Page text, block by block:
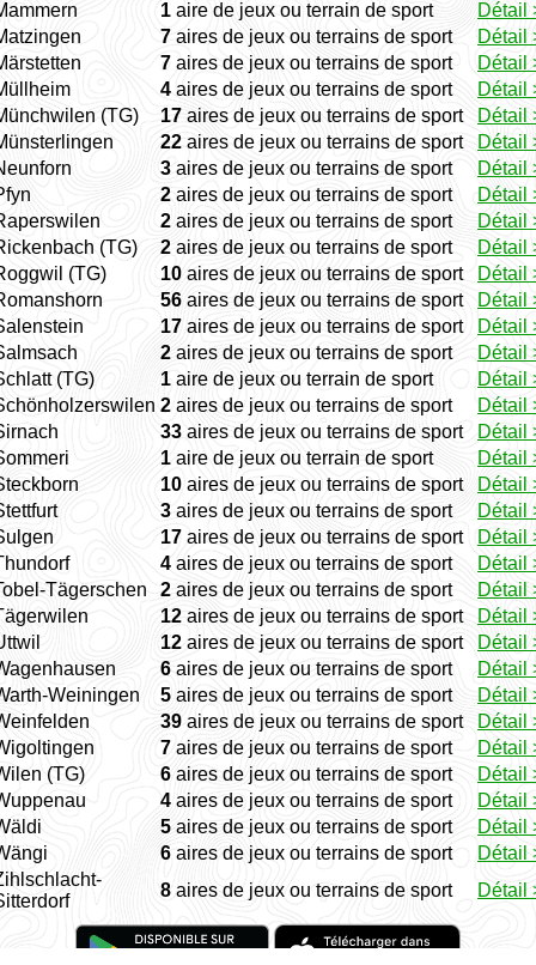
1 aire de jeux ou terrain de sport
Détail
7 aires de jeux ou terrains de sport
Détail
7 aires de jeux ou terrains de sport
Détail
4 aires de jeux ou terrains de sport
Détail
(TG)
17 aires de jeux ou terrains de sport
Détail
22 aires de jeux ou terrains de sport
Détail
3 aires de jeux ou terrains de sport
Détail
2 aires de jeux ou terrains de sport
Détail
2 aires de jeux ou terrains de sport
Détail
(TG)
2 aires de jeux ou terrains de sport
Détail
(TG)
10 aires de jeux ou terrains de sport
Détail
56 aires de jeux ou terrains de sport
Détail
17 aires de jeux ou terrains de sport
Détail
2 aires de jeux ou terrains de sport
Détail
(TG)
1 aire de jeux ou terrain de sport
Détail
2 aires de jeux ou terrains de sport
Détail
33 aires de jeux ou terrains de sport
Détail
1 aire de jeux ou terrain de sport
Détail
10 aires de jeux ou terrains de sport
Détail
3 aires de jeux ou terrains de sport
Détail
17 aires de jeux ou terrains de sport
Détail
4 aires de jeux ou terrains de sport
Détail
Tägerschen
2 aires de jeux ou terrains de sport
Détail
12 aires de jeux ou terrains de sport
Détail
12 aires de jeux ou terrains de sport
Détail
6 aires de jeux ou terrains de sport
Détail
Weiningen
5 aires de jeux ou terrains de sport
Détail
39 aires de jeux ou terrains de sport
Détail
7 aires de jeux ou terrains de sport
Détail
(TG)
6 aires de jeux ou terrains de sport
Détail
4 aires de jeux ou terrains de sport
Détail
5 aires de jeux ou terrains de sport
Détail
6 aires de jeux ou terrains de sport
Détail
8 aires de jeux ou terrains de sport Détail